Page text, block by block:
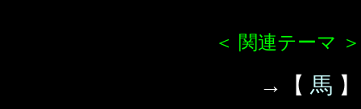
＜ 関連テーマ ＞
→【 馬 】